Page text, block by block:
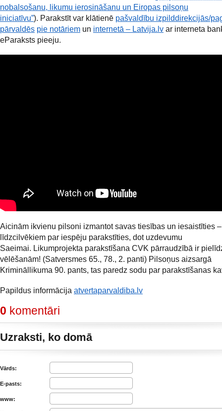
nobalsošanu, likumu ierosināšanu un Eiropas pilsoņu
iniciatīvu”). Parakstīt var klātienē pašvaldību izpilddirekcijās/
pārvaldēs pie notāriem un internetā – Latvija.lv ar interneta
eParaksts pieeju.
Aicinām ikvienu pilsoni izmantot savas tiesības un iesaistīties
līdzcilvēkiem par iespēju parakstīties, dot uzdevumu
Saeimai. Likumprojekta parakstīšana CVK pārraudzībā ir
vēlēšanām! (Satversmes 65., 78., 2. panti) Pilsoņus aizsargā
Krimināllikuma 90. pants, tas paredz sodu par parakstīšanas
Papildus informācija atvertaparvaldiba.lv
0 komentāri
Uzraksti, ko domā
Vārds:
E-pasts:
www: